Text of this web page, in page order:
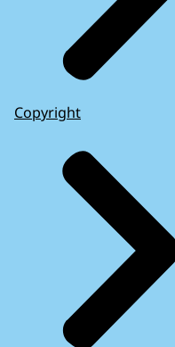
Copyright